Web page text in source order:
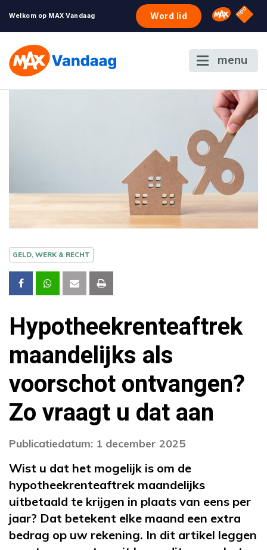
Welkom op MAX Vandaag Word lid Omroep
NPO
menu
GELD, WERK & RECHT
Hypotheekrenteaftrek
maandelijks als
voorschot ontvangen?
Zo vraagt u dat aan
Publicatiedatum: 1 december 2025
Wist u dat het mogelijk is om de
hypotheekrenteaftrek maandelijks
uitbetaald te krijgen in plaats van eens per
jaar? Dat betekent elke maand een extra
bedrag op uw rekening. In dit artikel leggen